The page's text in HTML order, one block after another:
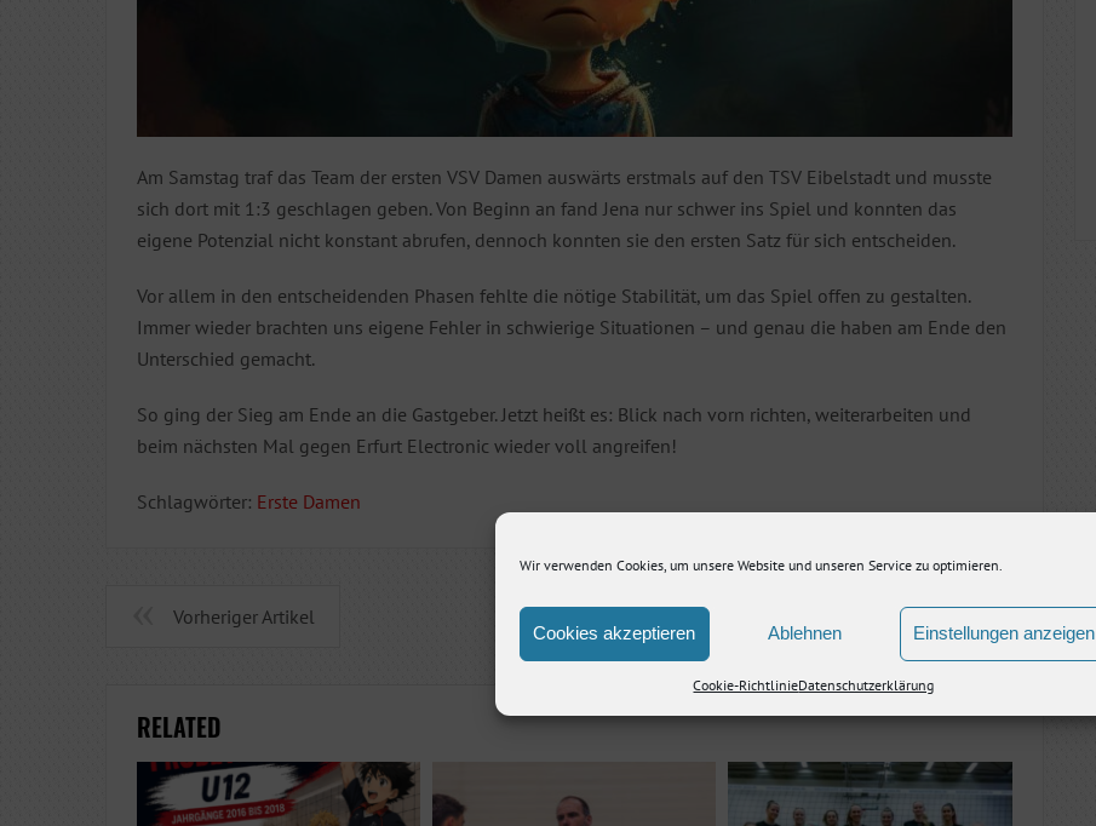
Wir verwenden Cookies, um unsere Website und unseren Service zu optimieren.
Cookies akzeptieren Ablehnen Einstellungen anzeigen
Cookie-RichtlinieDatenschutzerklärung
Am Samstag traf das Team der ersten VSV Damen auswärts erstmals auf den TSV Eibelstadt und musste
sich dort mit 1:3 geschlagen geben. Von Beginn an fand Jena nur schwer ins Spiel und konnten das
eigene Potenzial nicht konstant abrufen, dennoch konnten sie den ersten Satz für sich entscheiden.
Vor allem in den entscheidenden Phasen fehlte die nötige Stabilität, um das Spiel offen zu gestalten.
Immer wieder brachten uns eigene Fehler in schwierige Situationen – und genau die haben am Ende den
Unterschied gemacht.
So ging der Sieg am Ende an die Gastgeber. Jetzt heißt es: Blick nach vorn richten, weiterarbeiten und
beim nächsten Mal gegen Erfurt Electronic wieder voll angreifen!
Schlagwörter: Erste Damen
Vorheriger Artikel Nächster Artikel
RELATED